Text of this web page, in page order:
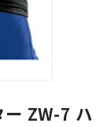
ZW-7 ハ